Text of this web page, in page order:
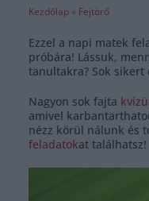
Kezdőlap » Fejtörő
Ezzel a napi matek
próbára! Lássuk,
tanultakra? Sok sikert
Nagyon sok fajta
amivel
nézz körül nálunk és
feladatokat találhatsz!